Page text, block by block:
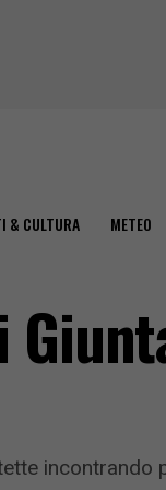
& CULTURA METEO
incontrando